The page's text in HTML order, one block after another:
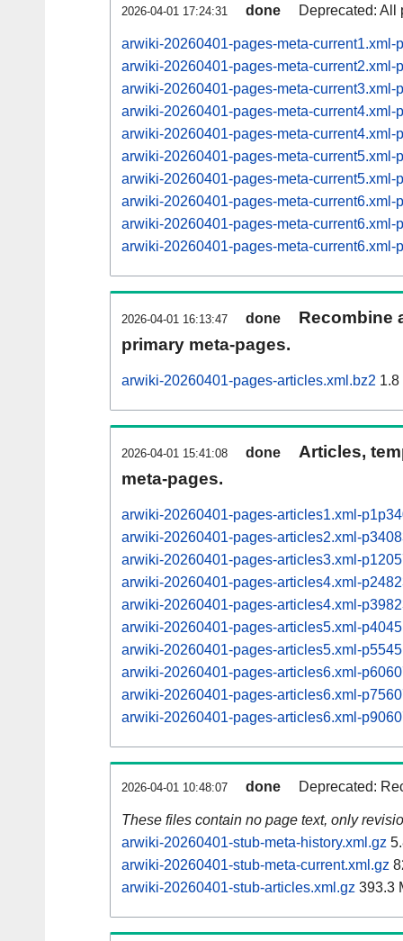
2026-04-01 17:24:31 done Deprecated: All
arwiki-20260401-pages-meta-current1.xml-
arwiki-20260401-pages-meta-current2.xml-
arwiki-20260401-pages-meta-current3.xml-
arwiki-20260401-pages-meta-current4.xml-
arwiki-20260401-pages-meta-current4.xml-
arwiki-20260401-pages-meta-current5.xml-
arwiki-20260401-pages-meta-current5.xml-
arwiki-20260401-pages-meta-current6.xml-
arwiki-20260401-pages-meta-current6.xml-
arwiki-20260401-pages-meta-
2026-04-01 16:13:47 done
Recombine
primary meta-pages.
arwiki-20260401-pages-articles.xml.bz2 1.8
2026-04-01 15:41:08 done
Articles,
meta-pages.
arwiki-20260401-pages-articles1.xml-
arwiki-20260401-pages-articles2.xml-
arwiki-20260401-pages-articles3.xml-
arwiki-20260401-pages-articles4.xml-
arwiki-20260401-pages-articles4.xml-
arwiki-20260401-pages-articles5.xml-
arwiki-20260401-pages-articles5.xml-
arwiki-20260401-pages-articles6.xml-
arwiki-20260401-pages-articles6.xml-
arwiki-20260401-pages-articles6.xml-
2026-04-01 10:48:07 done Deprecated:
These files contain no page text, only
arwiki-20260401-stub-meta-history.xml.gz
arwiki-20260401-stub-meta-current.xml.gz
arwiki-20260401-stub-articles.xml.gz 393.3